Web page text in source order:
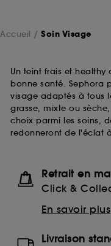
Accueil Soin Visage
Un teint frais et
bonne santé. Sephora
visage adaptés à tous
grasse, mixte ou
choix parmi les soins,
redonneront de l'éclat
Retrait en
Click &
En savoir plus
Livraison